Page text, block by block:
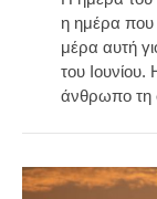
η ημέρα που
μέρα αυτή
του Ιουνίου.
άνθρωπο τη